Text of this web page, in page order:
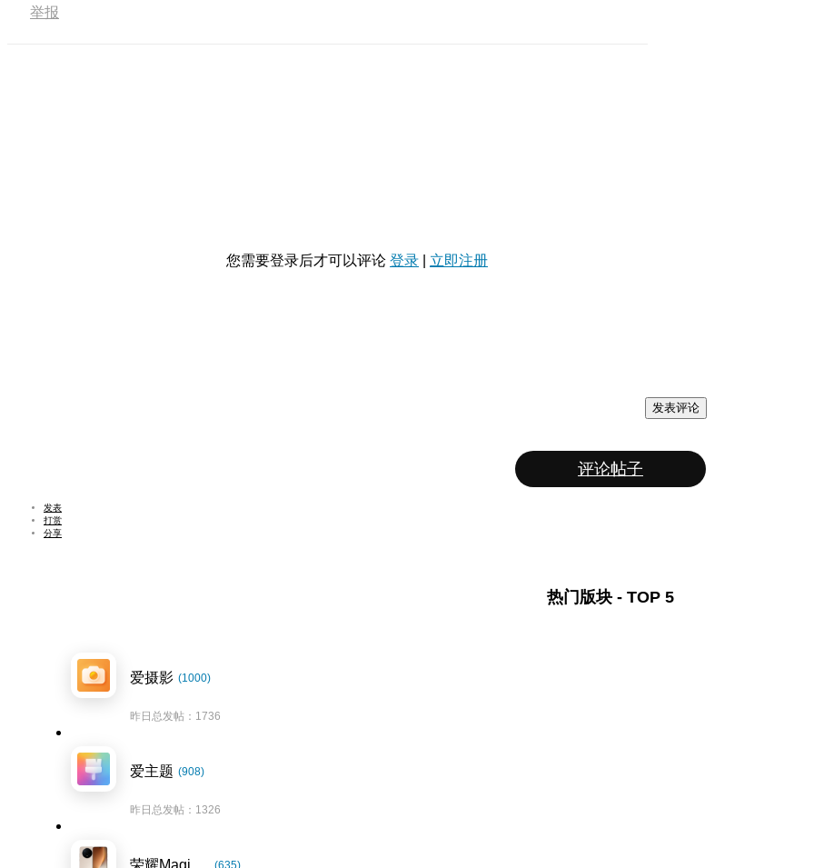
举报
您需要登录后才可以评论 登录 立即注册
发表评论
评论帖子
发表
打赏
分享
热门版块 - TOP 5
爱摄影 (1000)
昨日总发帖：1736
爱主题 (908)
昨日总发帖：1326
(635)